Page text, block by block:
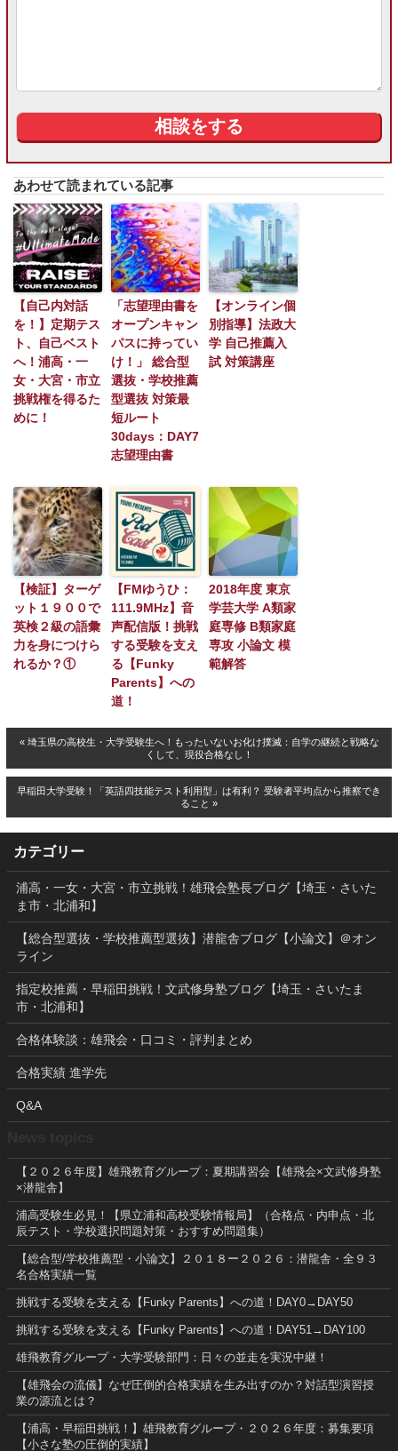
あわせて読まれている記事
【自己内対話
を！】定期テス
ト、自己ベスト
へ！浦高・一
女・大宮・市立
挑戦権を得るた
めに！
「志望理由書を
オープンキャン
パスに持ってい
け！」 総合型
選抜・学校推薦
型選抜 対策最
短ルート
30days：DAY7
志望理由書
【オンライン個
別指導】法政大
学 自己推薦入
試 対策講座
【検証】ターゲ
ット１９００で
英検２級の語彙
力を身につけら
れるか？①
【FMゆうひ：
111.9MHz】音
声配信版！挑戦
する受験を支え
る【Funky
Parents】への
道！
2018年度 東京
学芸大学 A類家
庭専修 B類家庭
専攻 小論文 模
範解答
« 埼玉県の高校生・大学受験生へ！もったいないお化け撲滅：自学の継続と戦略な
くして、現役合格なし！
早稲田大学受験！「英語四技能テスト利用型」は有利？ 受験者平均点から推察でき
ること »
カテゴリー
浦高・一女・大宮・市立挑戦！雄飛会塾長ブログ【埼玉・さいた
ま市・北浦和】
【総合型選抜・学校推薦型選抜】潜龍舎ブログ【小論文】＠オン
ライン
指定校推薦・早稲田挑戦！文武修身塾ブログ【埼玉・さいたま
市・北浦和】
合格体験談：雄飛会・口コミ・評判まとめ
合格実績 進学先
Q&A
【２０２６年度】雄飛教育グループ：夏期講習会【雄飛会×文武修身塾
×潜龍舎】
浦高受験生必見！【県立浦和高校受験情報局】（合格点・内申点・北
辰テスト・学校選択問題対策・おすすめ問題集）
【総合型/学校推薦型・小論文】２０１８ー２０２６：潜龍舎・全９３
名合格実績一覧
挑戦する受験を支える【Funky Parents】への道！DAY0→DAY50
挑戦する受験を支える【Funky Parents】への道！DAY51→DAY100
雄飛教育グループ・大学受験部門：日々の並走を実況中継！
【雄飛会の流儀】なぜ圧倒的合格実績を生み出すのか？対話型演習授
業の源流とは？
【浦高・早稲田挑戦！】雄飛教育グループ・２０２６年度：募集要項
【小さな塾の圧倒的実績】